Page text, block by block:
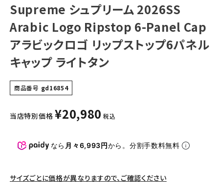
キャップ・ハット
ニット帽・ビーニー
バックパック・リュック
その他バッグ類
スニーカー・ブーツ
パンツ・ショーツ
SEASON
Supreme シュプリーム 2026SS
Arabic Logo Ripstop 6-Panel Cap
アラビックロゴ リップストップ6パネル
キャップ ライトタン
商品番号 gd16854
当店特別価格 ¥20,980 税込
なら 月々6,993円から。分割手数料無料
サイズごとに価格が異なりますので、ご確認ください